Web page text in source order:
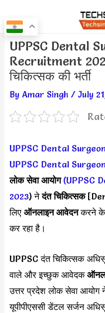
to
content
UPPSC Dental
Recruitment
चिकित्सक की भर्ती
By Amar Singh / July
UPPSC Dental
UPPSC Dental
लोक सेवा आयोग (UPPSC
2023) नेदंत चिकित्सक
लिए ऑनलाइन आवेदनकरने के
कर रहा है।
UPPSC दंत चिकित्सक
वाले और इच्छुक आवेदक
उत्तर प्रदेश लोक सेवा आयोग
यूपीपीएससी डेंटल सर्जन
Post
navigation